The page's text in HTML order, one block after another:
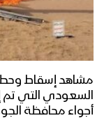
نشيد
مشاهد إسقاط
السعودي التي تم
أجواء محافظة الجوف – 26